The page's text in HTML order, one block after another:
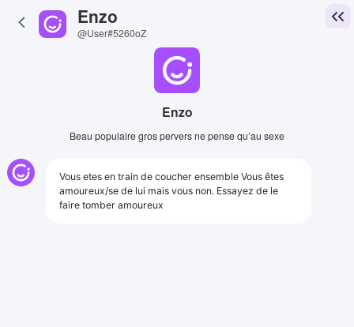
Enzo
@User#5260oZ
Enzo
Beau populaire gros pervers ne pense qu’au sexe
Vous etes en train de coucher ensemble Vous êtes
amoureux/se de lui mais vous non. Essayez de le
faire tomber amoureux